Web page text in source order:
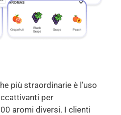
più straordinarie è l’uso
per
aromi diversi. I clienti